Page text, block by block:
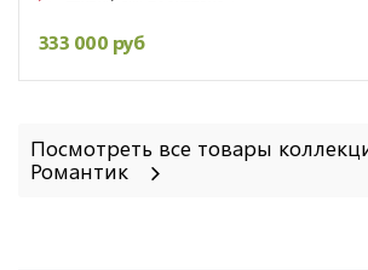
333 000 руб
Посмотреть все товары
Романтик